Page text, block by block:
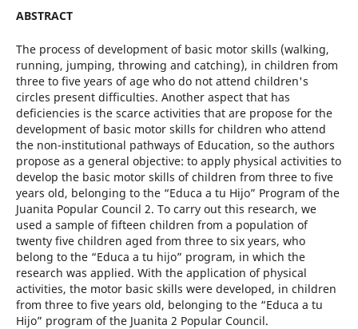
ABSTRACT
The process of development of basic motor skills (walking,
running, jumping, throwing and catching), in children from
three to five years of age who do not attend children's
circles present difficulties. Another aspect that has
deficiencies is the scarce activities that are propose for the
development of basic motor skills for children who attend
the non-institutional pathways of Education, so the authors
propose as a general objective: to apply physical activities to
develop the basic motor skills of children from three to five
years old, belonging to the “Educa a tu Hijo” Program of the
Juanita Popular Council 2. To carry out this research, we
used a sample of fifteen children from a population of
twenty five children aged from three to six years, who
belong to the “Educa a tu hijo” program, in which the
research was applied. With the application of physical
activities, the motor basic skills were developed, in children
from three to five years old, belonging to the “Educa a tu
Hijo” program of the Juanita 2 Popular Council.